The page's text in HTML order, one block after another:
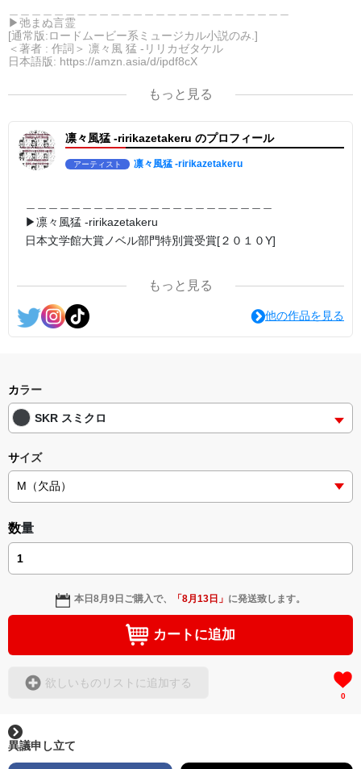
▶︎弛まぬ言霊
[通常版:ロードムービー系ミュージカル小説のみ.]
＜著者 : 作詞＞ 凛々風 猛 -リリカゼタケル
日本語版: https://amzn.asia/d/ipdf8cX
＿＿＿＿＿＿＿＿＿＿＿＿＿＿＿＿＿＿＿＿＿＿＿
▶︎弛まぬ言霊[+挿画50作品版]
＜著者 : 作詞 : 挿画作成＞ 凛々風 猛 -リリカゼタケル
日本語版: https://amzn.asia/d/3czgKs8
英語版: https://amzn.asia/d/bpIME7s
もっと見る
凛々風猛 -ririkazetakeru のプロフィール
アーティスト 凛々風猛 -ririkazetakeru
▶︎凛々風猛 -ririkazetakeru
日本文学館大賞ノベル部門特別賞受賞[２０１０Y]
<作品情報:配信中.> -Thank you for your time.
＿＿＿＿＿＿＿＿＿＿＿＿＿＿＿＿＿＿＿＿＿＿
＜著者 : 作詞＞ 凛々風 猛 -リリカゼタケル
日本語版: https://amzn.asia/d/ipdf8cX
英語版: https://amzn.asia/d/1nwVIb6
▶︎弛まぬ言霊[+挿画50作品版]
＜小説+作詞20曲+挿画50作品>
＜著者: 作詞/挿画作成＞ 凛々風 猛 -リリカゼタケル
日本語版: https://amzn.asia/d/3czgKs8
英語版: https://amzn.asia/d/bpIME7s
▶︎弛まぬ言霊 <+挿画/スケッチ&塗り絵ver.版>
-ロードムービー系ミュージカル小説 +作詞20曲
+挿画スケッチスタイル&塗り絵バージョン-
＜著者/小説:作詞:挿画作成＞
凛々風 猛-リリカゼタケル
▶︎刺すように燃えるような眼差しは
[第2作品: 通常版.小説のみ.]
もっと見る
他の作品を見る
カラー
SKR スミクロ
サイズ
数量
本日8月9日 ご購入で、 「8月13日 」 に発送致します。
カートに追加
欲しいものリストに追加する
0
異議申し立て